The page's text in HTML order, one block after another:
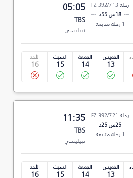
رحلة FZ 392/713
18س 55د
1 رحلة متابعة
05:05
TBS
تبيليسي
الخميس
13
الجمعة
14
السبت
15
الأحد
16
رحلة FZ 392/721
25س 25د
1 رحلة متابعة
11:35
TBS
تبيليسي
الخميس
13
الجمعة
14
السبت
15
الأحد
16